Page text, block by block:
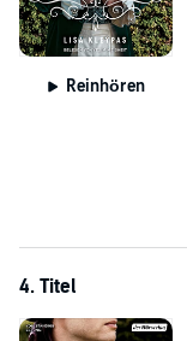
Reinhören
4. Titel